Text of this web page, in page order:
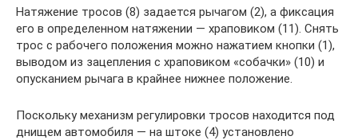
Натяжение тросов (8) задается рычагом (2), а фиксация
его в определенном натяжении — храповиком (11). Снять
трос с рабочего положения можно нажатием кнопки (1),
выводом из зацепления с храповиком «собачки» (10) и
опусканием рычага в крайнее нижнее положение.
Поскольку механизм регулировки тросов находится под
днищем автомобиля — на штоке (4) установлено